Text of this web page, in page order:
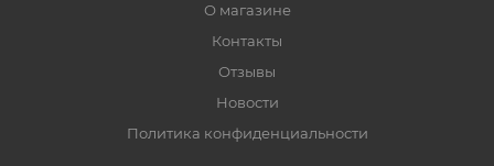
О магазине
Контакты
Отзывы
Новости
Политика конфиденциальности